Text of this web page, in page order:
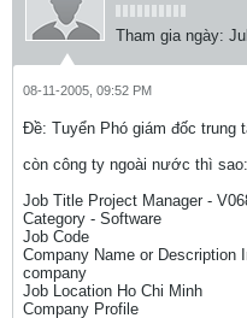
Tham gia ngày:
08-11-2005, 09:52 PM
Ðề: Tuyển Phó giám đốc trung
còn công ty ngoài nước thì sao:
Job Title Project Manager -
Category - Software
Job Code
Company Name or Description
company
Job Location Ho Chi Minh
Company Profile